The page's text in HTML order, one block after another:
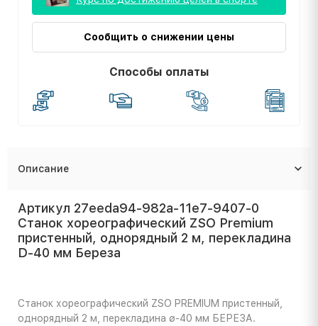
Сообщить о снижении цены
Способы оплаты
Описание
Артикул 27eeda94-982a-11e7-9407-0
Станок хореографический ZSO Premium
пристенный, однорядный 2 м, перекладина
D-40 мм Береза
Станок хореографический ZSO PREMIUM пристенный,
однорядный 2 м, перекладина ø-40 мм БЕРЕЗА.